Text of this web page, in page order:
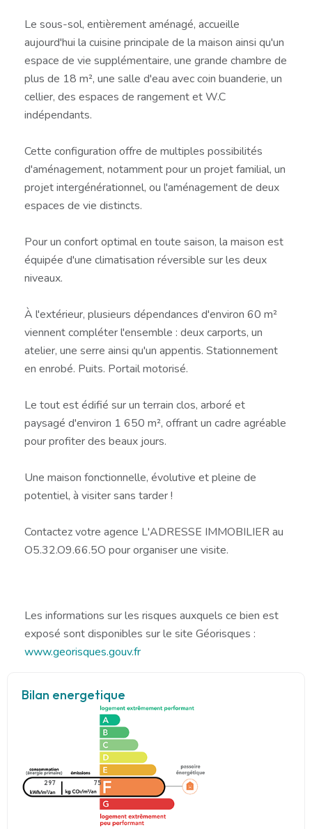
Le sous-sol, entièrement aménagé, accueille
aujourd'hui la cuisine principale de la maison ainsi qu'un
espace de vie supplémentaire, une grande chambre de
plus de 18 m², une salle d'eau avec coin buanderie, un
cellier, des espaces de rangement et W.C
indépendants.
Cette configuration offre de multiples possibilités
d'aménagement, notamment pour un projet familial, un
projet intergénérationnel, ou l'aménagement de deux
espaces de vie distincts.
Pour un confort optimal en toute saison, la maison est
équipée d'une climatisation réversible sur les deux
niveaux.
À l'extérieur, plusieurs dépendances d'environ 60 m²
viennent compléter l'ensemble : deux carports, un
atelier, une serre ainsi qu'un appentis. Stationnement
en enrobé. Puits. Portail motorisé.
Le tout est édifié sur un terrain clos, arboré et
paysagé d'environ 1 650 m², offrant un cadre agréable
pour profiter des beaux jours.
Une maison fonctionnelle, évolutive et pleine de
potentiel, à visiter sans tarder !
Contactez votre agence L'ADRESSE IMMOBILIER au
O5.32.O9.66.5O pour organiser une visite.
Les informations sur les risques auxquels ce bien est
exposé sont disponibles sur le site Géorisques :
www.georisques.gouv.fr
Bilan energetique
297 75